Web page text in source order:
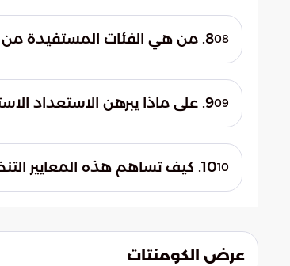
الخدمات البلدية. تسعى الجهات
قدسية العيد، مع تقديم خدمات
088. من هي الفئات المستفيدة من هذه الخدمات والتجهيزات في المحافظة؟
إدارياً. وتحرص البلدية على أن
فئات المجتمع دون استثناء خلال
099. على ماذا يبرهن الاستعداد الاستباقي الذي تقوم به بلدية الشماسية؟
كثافة بشرية عالية جداً. كما يعكس
الارتقاء بتجربة العبادة الجماعية
1010. كيف تساهم هذه المعايير التنظيمية في تحسين تجربة العبادة الجماعية؟
شعائرهم وتأمل روحانية العيد
عرض الكومنتات